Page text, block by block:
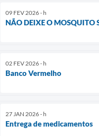
09 FEV 2026 - h
NÃO DEIXE O MOSQUITO
02 FEV 2026 - h
Banco Vermelho
27 JAN 2026 - h
Entrega de medicamentos